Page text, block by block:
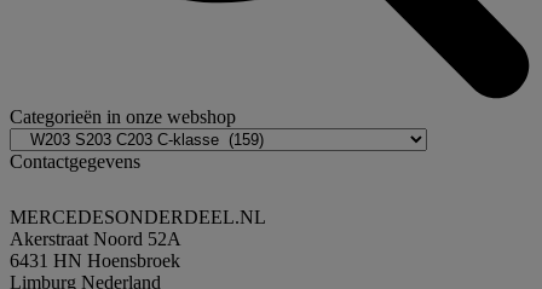
Categorieën in onze webshop
Contactgegevens
MERCEDESONDERDEEL.NL
Akerstraat Noord 52A
6431 HN Hoensbroek
Limburg Nederland